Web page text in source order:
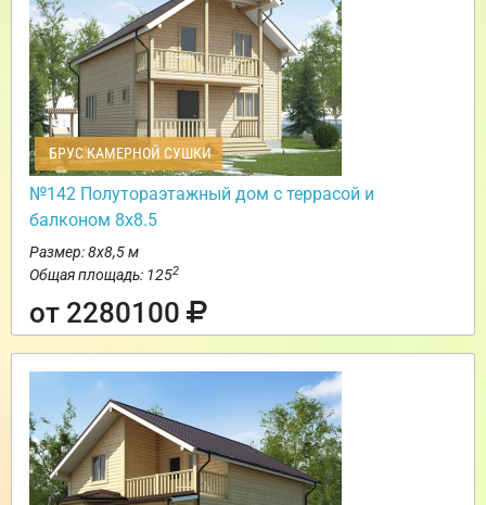
БРУС КАМЕРНОЙ СУШКИ
№142 Полутораэтажный дом с террасой и
балконом 8х8.5
Размер: 8х8,5 м
Общая площадь: 1252
от 2280100